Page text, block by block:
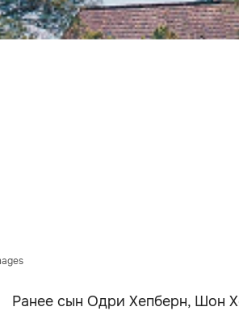
Ранее сын Одри Хепберн, Шон